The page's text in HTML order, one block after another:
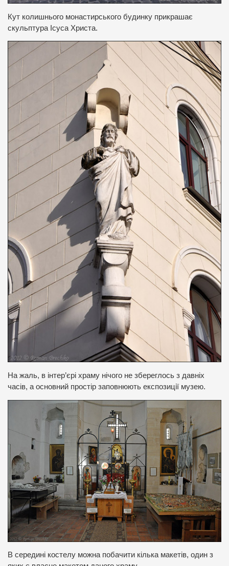
Кут колишнього монастирського будинку прикрашає
скульптура Ісуса Христа.
На жаль, в інтер’єрі храму нічого не збереглось з давніх
часів, а основний простір заповнюють експозиції музею.
В середині костелу можна побачити кілька макетів, один з